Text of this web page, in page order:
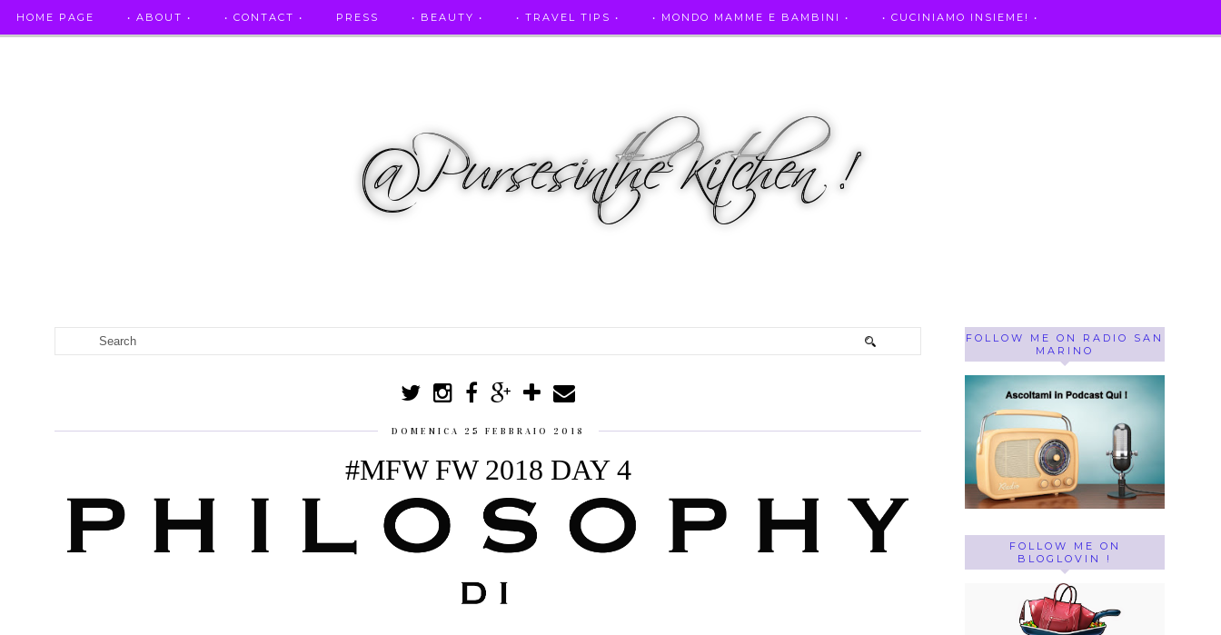
HOME PAGE • ABOUT • • CONTACT • PRESS • BEAUTY • • TRAVEL TIPS • • MONDO MAMME E BAMBINI • • CUCINIAMO INSIEME! •
DOMENICA 25 FEBBRAIO 2018
#MFW FW 2018 DAY 4
FOLLOW ME ON RADIO SAN
MARINO
FOLLOW ME ON
BLOGLOVIN !